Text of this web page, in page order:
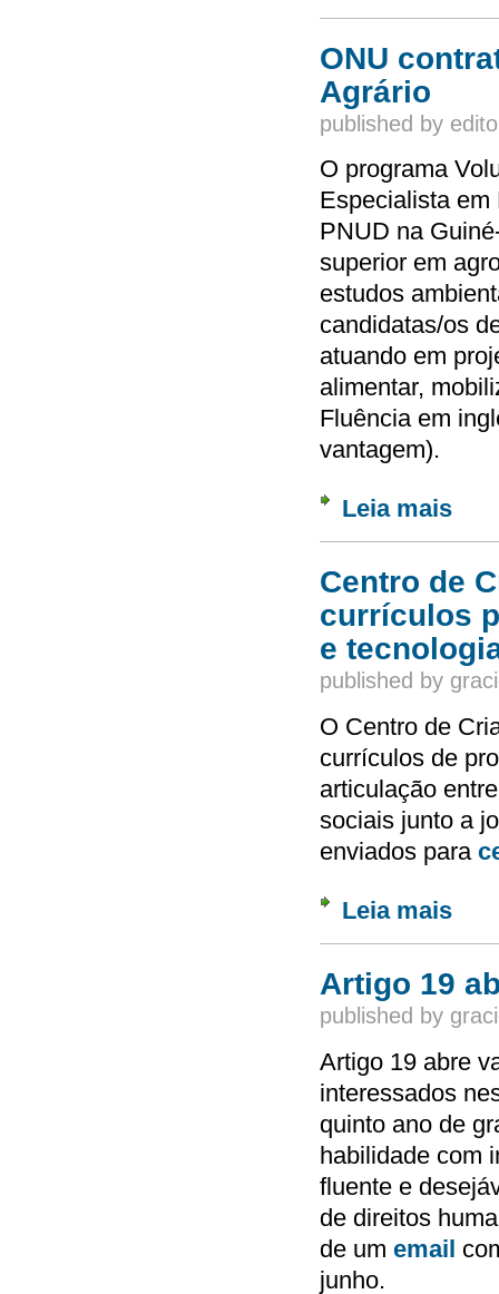
ONU
Agrário
published by
O programa
Especialista em
PNUD na
superior em
estudos
candidatas/os
atuando em
alimentar,
Fluência em
vantagem).
Leia mais
Centro de
currículos
e
published by
O Centro de
currículos de
articulação
sociais junto a
enviados para
Leia mais
Artigo 19
published by
Artigo 19 abre
interessados
quinto ano de
habilidade com
fluente e
de direitos
de um email
junho.